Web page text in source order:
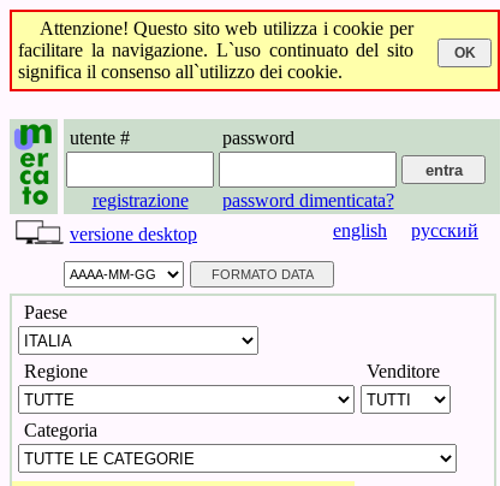
Attenzione! Questo sito web utilizza i cookie per
facilitare la navigazione. L`uso continuato del sito
significa il consenso all`utilizzo dei cookie.
utente # password
registrazione
password dimenticata?
versione desktop
english русский
Paese
Regione Venditore
Categoria